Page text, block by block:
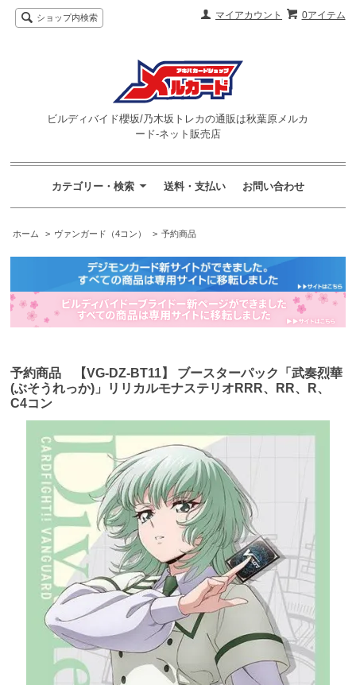
0アイテム
マイアカウント
ショップ内検索
ビルディバイド櫻坂/乃木坂トレカの通販は秋葉原メルカ
ード-ネット販売店
カテゴリー・検索 送料・支払い お問い合わせ
ホーム > ヴァンガード（4コン） > 予約商品
予約商品 【VG-DZ-BT11】 ブースターパック「武奏烈華
(ぶそうれっか)」リリカルモナステリオRRR、RR、R、
C4コン